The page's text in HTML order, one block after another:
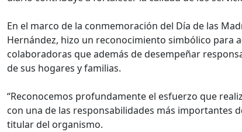
En el marco de la conmemoración del Día de las
Hernández, hizo un reconocimiento simbólico para
colaboradoras que además de desempeñar
de sus hogares y familias.
“Reconocemos profundamente el esfuerzo que
con una de las responsabilidades más importantes
titular del organismo.